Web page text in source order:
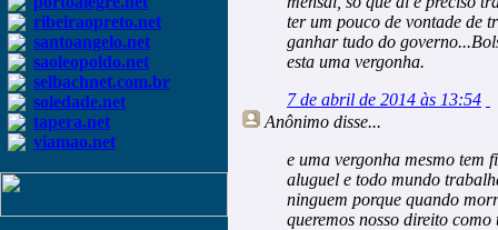
ribeiraopreto.net
santoangelo.net
saoleopoldo.net
selbachnet.com.br
soledade.net
tapera.net
viamao.net
ter um pouco de vontade de
ganhar tudo do
esta uma vergonha.
7 de abril de 2014 às 13:54
Anônimo disse...
e uma vergonha mesmo
aluguel e todo mundo
ninguem porque quando
queremos nosso direito